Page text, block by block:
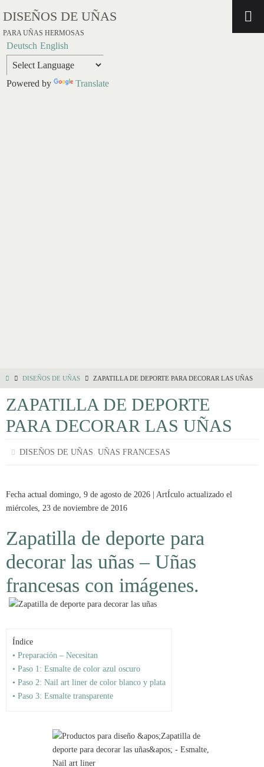
DISEÑOS DE UÑAS
PARA UÑAS HERMOSAS
Deutsch English
Powered by Translate
DISEÑOS DE UÑAS ZAPATILLA DE DEPORTE PARA DECORAR LAS UÑAS
ZAPATILLA DE DEPORTE
PARA DECORAR LAS UÑAS
DISEÑOS DE UÑAS,UÑAS FRANCESAS
Fecha actual domingo, 9 de agosto de 2026 | ArtÍculo actualizado el
miércoles, 23 de noviembre de 2016
Zapatilla de deporte para
decorar las uñas – Uñas
francesas con imágenes.
Índice
• Preparación – Necesitan
• Paso 1: Esmalte de color azul oscuro
• Paso 2: Nail art liner de color blanco y plata
• Paso 3: Esmalte transparente